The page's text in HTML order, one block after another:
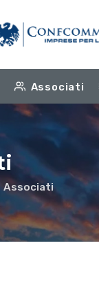
Associati
Associati